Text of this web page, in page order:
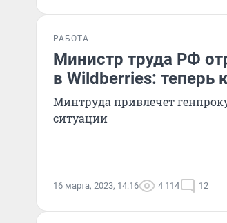
РАБОТА
Министр труда РФ
в Wildberries:
Минтруда привлечет
ситуации
16 марта, 2023, 14:16 4 114 12